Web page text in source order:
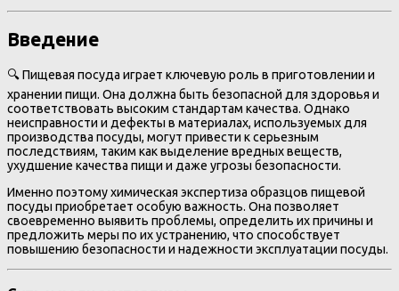
Введение
🔍 Пищевая посуда играет ключевую роль в приготовлении и
хранении пищи. Она должна быть безопасной для здоровья и
соответствовать высоким стандартам качества. Однако
неисправности и дефекты в материалах, используемых для
производства посуды, могут привести к серьезным
последствиям, таким как выделение вредных веществ,
ухудшение качества пищи и даже угрозы безопасности.
Именно поэтому химическая экспертиза образцов пищевой
посуды приобретает особую важность. Она позволяет
своевременно выявить проблемы, определить их причины и
предложить меры по их устранению, что способствует
повышению безопасности и надежности эксплуатации посуды.